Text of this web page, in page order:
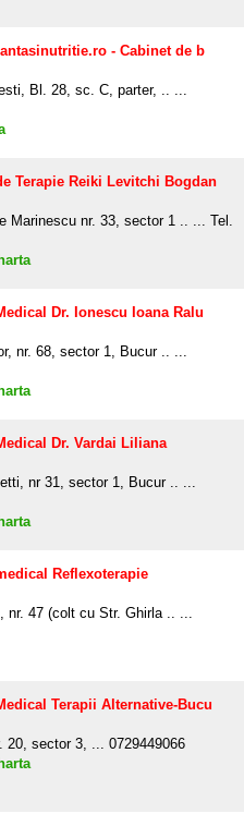
- Cabinet de b
Bl. 28, sc. C, parter, .. ...
Terapie Reiki Levitchi Bogdan
Marinescu nr. 33, sector 1 .. ... Tel.
harta
Dr. Ionescu Ioana Ralu
nr. 68, sector 1, Bucur .. ...
harta
Dr. Vardai Liliana
nr 31, sector 1, Bucur .. ...
harta
Reflexoterapie
nr. 47 (colt cu Str. Ghirla .. ...
Terapii Alternative-Bucu
20, sector 3, ... 0729449066
harta